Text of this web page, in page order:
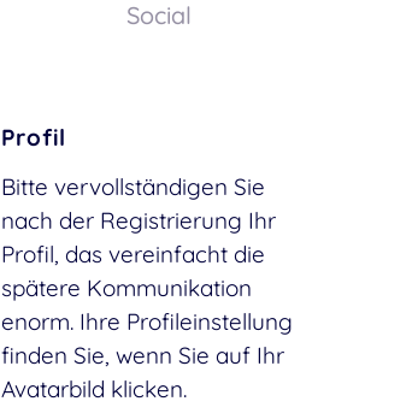
Social
Profil
Bitte vervollständigen Sie
nach der Registrierung Ihr
Profil, das vereinfacht die
spätere Kommunikation
enorm. Ihre Profileinstellung
finden Sie, wenn Sie auf Ihr
Avatarbild klicken.